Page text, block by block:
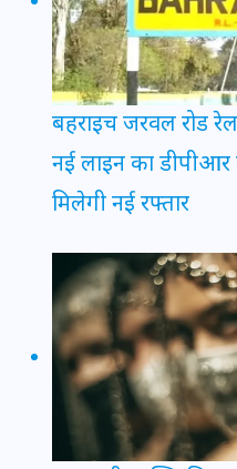
बहराइच जरवल रोड
नई लाइन का
मिलेगी नई रफ्तार